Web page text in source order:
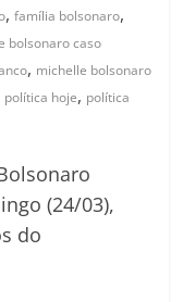
,família bolsonaro,
bolsonaro caso
, michelle bolsonaro
política hoje, política
(24/03),
do